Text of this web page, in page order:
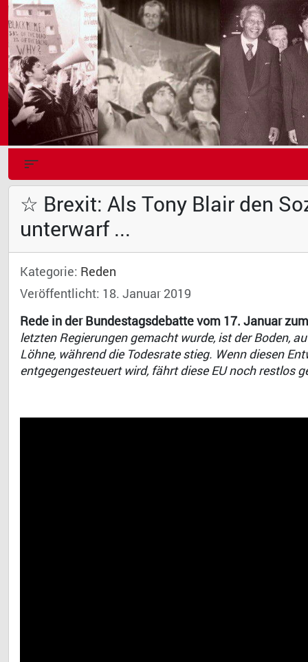
☆ Brexit: Als Tony Blair den
unterwarf ...
Kategorie: Reden
Veröffentlicht: 18. Januar 2019
Rede in der Bundestagsdebatte vom 17. Januar
letzten Regierungen gemacht wurde, ist der Boden,
Löhne, während die Todesrate stieg. Wenn diesen
entgegengesteuert wird, fährt diese EU noch restlos